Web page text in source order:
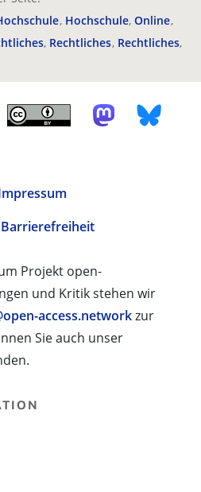
Hochschule Online
Rechtliches Rechtliches
Barrierefreiheit
Projekt open-
und Kritik stehen wir
access.networkzur
Sie auch unser